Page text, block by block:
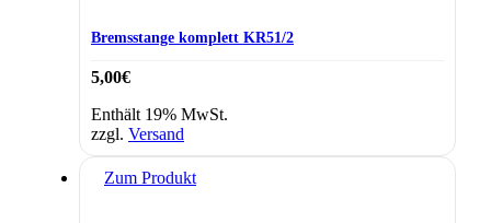
Bremsstange komplett KR51/2
5,00€
Enthält 19% MwSt.
zzgl. Versand
Zum Produkt